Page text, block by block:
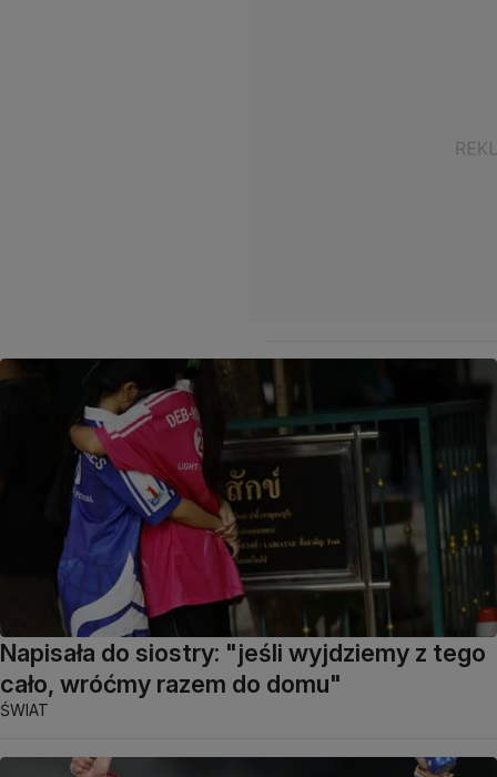
Napisała do siostry: "jeśli wyjdziemy z tego
cało, wróćmy razem do domu"
ŚWIAT